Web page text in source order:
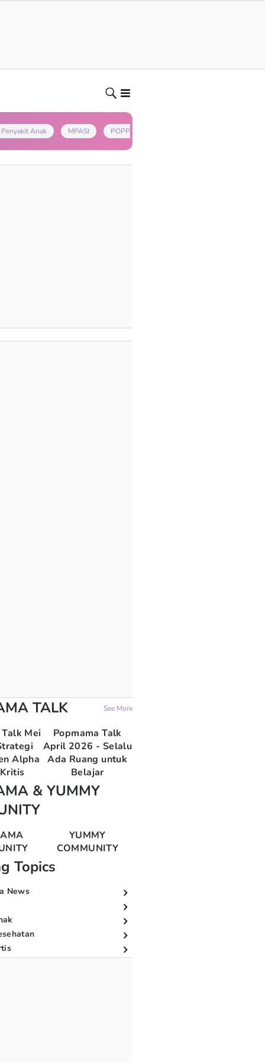
Penyakit Anak MPASI POPPAPA
TALK See More
Mei
Alpha
Popmama Talk
April 2026 - Selalu
Ada Ruang untuk
Belajar
& YUMMY
YUMMY
COMMUNITY
Topics
News